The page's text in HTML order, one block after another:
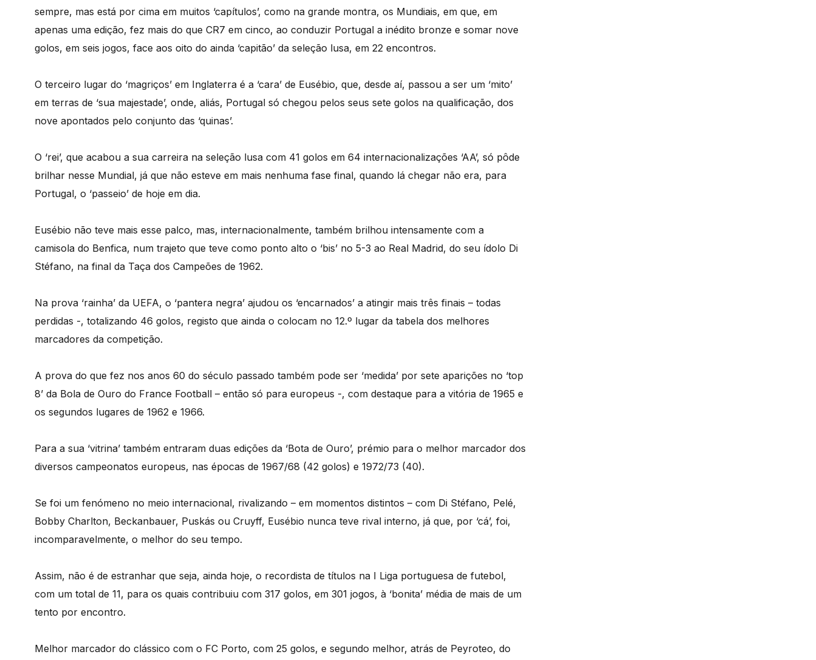
sempre, mas está por cima em muitos ‘capítulos’, como na grande montra, os Mundiais, em que, em
apenas uma edição, fez mais do que CR7 em cinco, ao conduzir Portugal a inédito bronze e somar nove
golos, em seis jogos, face aos oito do ainda ‘capitão’ da seleção lusa, em 22 encontros.
O terceiro lugar do ‘magriços’ em Inglaterra é a ‘cara’ de Eusébio, que, desde aí, passou a ser um ‘mito’
em terras de ‘sua majestade’, onde, aliás, Portugal só chegou pelos seus sete golos na qualificação, dos
nove apontados pelo conjunto das ‘quinas’.
O ‘rei’, que acabou a sua carreira na seleção lusa com 41 golos em 64 internacionalizações ‘AA’, só pôde
brilhar nesse Mundial, já que não esteve em mais nenhuma fase final, quando lá chegar não era, para
Portugal, o ‘passeio’ de hoje em dia.
Eusébio não teve mais esse palco, mas, internacionalmente, também brilhou intensamente com a
camisola do Benfica, num trajeto que teve como ponto alto o ‘bis’ no 5-3 ao Real Madrid, do seu ídolo Di
Stéfano, na final da Taça dos Campeões de 1962.
Na prova ‘rainha’ da UEFA, o ‘pantera negra’ ajudou os ‘encarnados’ a atingir mais três finais – todas
perdidas -, totalizando 46 golos, registo que ainda o colocam no 12.º lugar da tabela dos melhores
marcadores da competição.
A prova do que fez nos anos 60 do século passado também pode ser ‘medida’ por sete aparições no ‘top
8’ da Bola de Ouro do France Football – então só para europeus -, com destaque para a vitória de 1965 e
os segundos lugares de 1962 e 1966.
Para a sua ‘vitrina’ também entraram duas edições da ‘Bota de Ouro’, prémio para o melhor marcador dos
diversos campeonatos europeus, nas épocas de 1967/68 (42 golos) e 1972/73 (40).
Se foi um fenómeno no meio internacional, rivalizando – em momentos distintos – com Di Stéfano, Pelé,
Bobby Charlton, Beckanbauer, Puskás ou Cruyff, Eusébio nunca teve rival interno, já que, por ‘cá’, foi,
incomparavelmente, o melhor do seu tempo.
Assim, não é de estranhar que seja, ainda hoje, o recordista de títulos na I Liga portuguesa de futebol,
com um total de 11, para os quais contribuiu com 317 golos, em 301 jogos, à ‘bonita’ média de mais de um
tento por encontro.
Melhor marcador do clássico com o FC Porto, com 25 golos, e segundo melhor, atrás de Peyroteo, do